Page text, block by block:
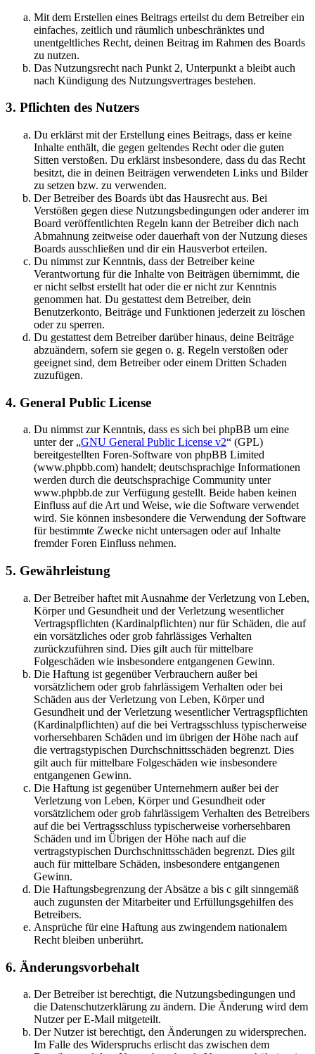
Mit dem Erstellen eines Beitrags erteilst du dem Betreiber ein
einfaches, zeitlich und räumlich unbeschränktes und
unentgeltliches Recht, deinen Beitrag im Rahmen des Boards
zu nutzen.
Das Nutzungsrecht nach Punkt 2, Unterpunkt a bleibt auch
nach Kündigung des Nutzungsvertrages bestehen.
3. Pflichten des Nutzers
Du erklärst mit der Erstellung eines Beitrags, dass er keine
Inhalte enthält, die gegen geltendes Recht oder die guten
Sitten verstoßen. Du erklärst insbesondere, dass du das Recht
besitzt, die in deinen Beiträgen verwendeten Links und Bilder
zu setzen bzw. zu verwenden.
Der Betreiber des Boards übt das Hausrecht aus. Bei
Verstößen gegen diese Nutzungsbedingungen oder anderer im
Board veröffentlichten Regeln kann der Betreiber dich nach
Abmahnung zeitweise oder dauerhaft von der Nutzung dieses
Boards ausschließen und dir ein Hausverbot erteilen.
Du nimmst zur Kenntnis, dass der Betreiber keine
Verantwortung für die Inhalte von Beiträgen übernimmt, die
er nicht selbst erstellt hat oder die er nicht zur Kenntnis
genommen hat. Du gestattest dem Betreiber, dein
Benutzerkonto, Beiträge und Funktionen jederzeit zu löschen
oder zu sperren.
Du gestattest dem Betreiber darüber hinaus, deine Beiträge
abzuändern, sofern sie gegen o. g. Regeln verstoßen oder
geeignet sind, dem Betreiber oder einem Dritten Schaden
zuzufügen.
4. General Public License
Du nimmst zur Kenntnis, dass es sich bei phpBB um eine
unter der „GNU General Public License v2“ (GPL)
bereitgestellten Foren-Software von phpBB Limited
(www.phpbb.com) handelt; deutschsprachige Informationen
werden durch die deutschsprachige Community unter
www.phpbb.de zur Verfügung gestellt. Beide haben keinen
Einfluss auf die Art und Weise, wie die Software verwendet
wird. Sie können insbesondere die Verwendung der Software
für bestimmte Zwecke nicht untersagen oder auf Inhalte
fremder Foren Einfluss nehmen.
5. Gewährleistung
Der Betreiber haftet mit Ausnahme der Verletzung von Leben,
Körper und Gesundheit und der Verletzung wesentlicher
Vertragspflichten (Kardinalpflichten) nur für Schäden, die auf
ein vorsätzliches oder grob fahrlässiges Verhalten
zurückzuführen sind. Dies gilt auch für mittelbare
Folgeschäden wie insbesondere entgangenen Gewinn.
Die Haftung ist gegenüber Verbrauchern außer bei
vorsätzlichem oder grob fahrlässigem Verhalten oder bei
Schäden aus der Verletzung von Leben, Körper und
Gesundheit und der Verletzung wesentlicher Vertragspflichten
(Kardinalpflichten) auf die bei Vertragsschluss typischerweise
vorhersehbaren Schäden und im übrigen der Höhe nach auf
die vertragstypischen Durchschnittsschäden begrenzt. Dies
gilt auch für mittelbare Folgeschäden wie insbesondere
entgangenen Gewinn.
Die Haftung ist gegenüber Unternehmern außer bei der
Verletzung von Leben, Körper und Gesundheit oder
vorsätzlichem oder grob fahrlässigem Verhalten des Betreibers
auf die bei Vertragsschluss typischerweise vorhersehbaren
Schäden und im Übrigen der Höhe nach auf die
vertragstypischen Durchschnittsschäden begrenzt. Dies gilt
auch für mittelbare Schäden, insbesondere entgangenen
Gewinn.
Die Haftungsbegrenzung der Absätze a bis c gilt sinngemäß
auch zugunsten der Mitarbeiter und Erfüllungsgehilfen des
Betreibers.
Ansprüche für eine Haftung aus zwingendem nationalem
Recht bleiben unberührt.
6. Änderungsvorbehalt
Der Betreiber ist berechtigt, die Nutzungsbedingungen und
die Datenschutzerklärung zu ändern. Die Änderung wird dem
Nutzer per E-Mail mitgeteilt.
Der Nutzer ist berechtigt, den Änderungen zu widersprechen.
Im Falle des Widerspruchs erlischt das zwischen dem